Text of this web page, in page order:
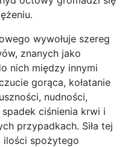
wywołuje szereg
znanych jako
nich między innymi
gorąca, kołatanie
nudności,
ciśnienia krwi i
przypadkach. Siła tej
ilości spożytego